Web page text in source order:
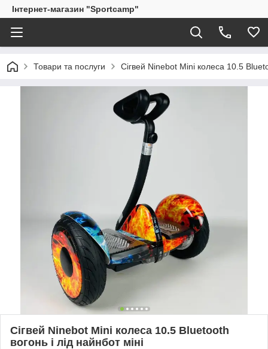
Інтернет-магазин "Sportcamp"
Товари та послуги Сігвей Ninebot Mini колеса 10.5
Сігвей Ninebot Mini колеса 10.5 Bluetooth
вогонь і лід найнбот міні